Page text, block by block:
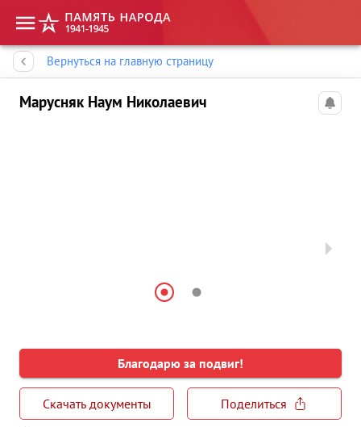
Вернуться на главную страницу
Марусняк Наум Николаевич
Благодарю за подвиг!
Скачать документы
Поделиться
Память народа